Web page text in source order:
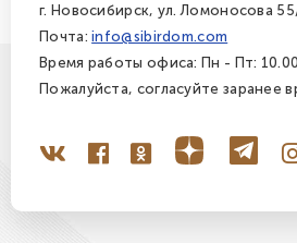
г. Новосибирск, ул. Ломоносова
Почта:info@sibirdom.com
Время работы офиса: Пн - Пт:
Пожалуйста, согласуйте заранее